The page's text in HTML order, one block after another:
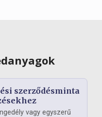
szerződésminta
vagy egyszerű